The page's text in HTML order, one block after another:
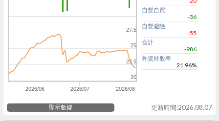
2026/06 2026/07 2026/08
20
22.5
25
27.5
自營自買
-36
自營避險
55
合計
-986
外資持股率
21.96%
顯示數據 更新時間:2026.08.07